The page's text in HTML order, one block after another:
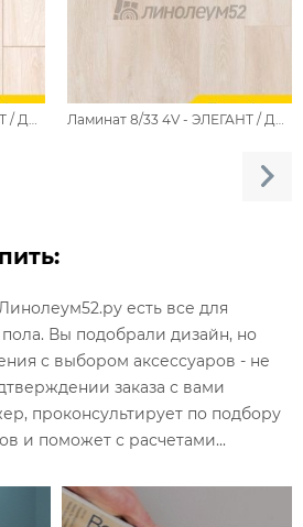
есть все для
Вы подобрали дизайн, но
с выбором аксессуаров - не
заказа с вами
проконсультирует по подбору
и поможет с расчетами...